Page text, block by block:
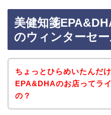
美健知箋
のウィンターセ
ちょっとひらめいたんだ
EPA&DHAのお店ってラ
の？